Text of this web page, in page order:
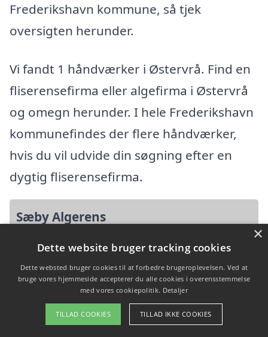
Frederikshavn kommune, så tjek
oversigten herunder.
Vi fandt 1 håndværker i Østervrå. Find en
fliserensefirma eller algefirma i Østervrå
og omegn herunder. I hele Frederikshavn
kommunefindes der flere håndværker,
hvis du vil udvide din søgning efter en
dygtig fliserensefirma.
Sæby Algerens
Sæbygårdvej 62, 9300 Sæby
Ansatte:
Startdato: 21. marts 2022,
Virksomhedsform:
×
Dette website bruger tracking cookies
Dette websted bruger cookies til at forbedre brugeroplevelsen. Ved at
bruge vores hjemmeside accepterer du alle cookies i overensstemmelse
med vores cookiepolitik. Detaljer
TILLAD COOKIES TILLAD IKKE COOKIES